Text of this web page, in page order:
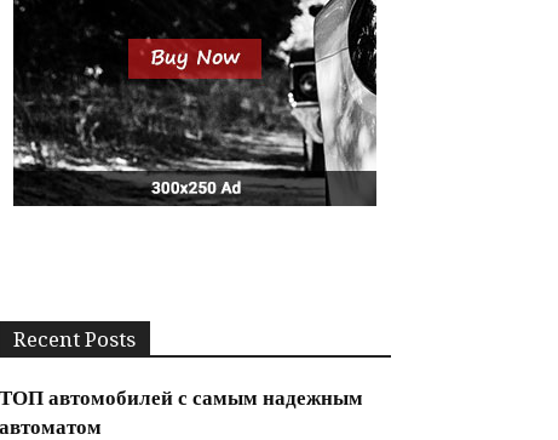
Recent Posts
ТОП автомобилей с самым надежным
автоматом